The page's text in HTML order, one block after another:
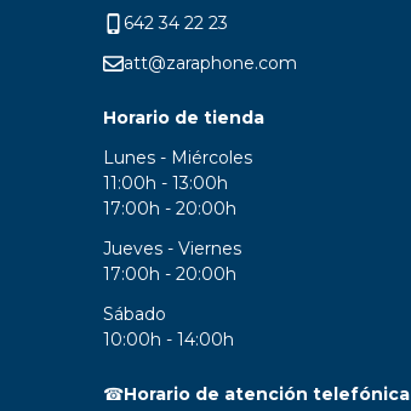
642 34 22 23
att@zaraphone.com
Horario de tienda
Lunes - Miércoles
11:00h - 13:00h
17:00h - 20:00h
Jueves - Viernes
17:00h - 20:00h
Sábado
10:00h - 14:00h
☎Horario de atención telefónica